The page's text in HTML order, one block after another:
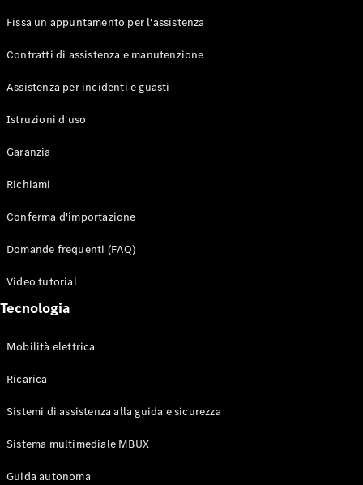
Fissa un appuntamento per l'assistenza
Contratti di assistenza e manutenzione
Assistenza per incidenti e guasti
Istruzioni d'uso
Garanzia
Richiami
Conferma d'importazione
Domande frequenti (FAQ)
Video tutorial
Tecnologia
Mobilità elettrica
Ricarica
Sistemi di assistenza alla guida e sicurezza
Sistema multimediale MBUX
Guida autonoma